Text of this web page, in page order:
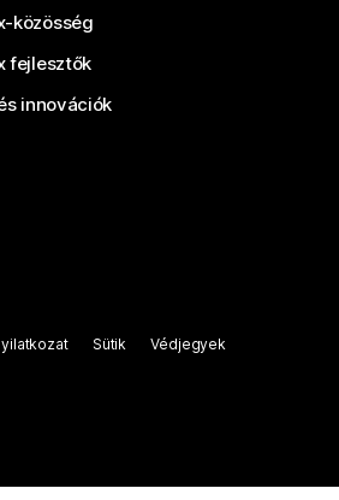
közösség
fejlesztők
innovációk
Sütik Védjegyek